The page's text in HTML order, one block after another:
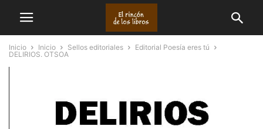
Inicio Inicio Sellos editoriales
Editorial Poesía eres tú
DELIRIOS. OTSOA